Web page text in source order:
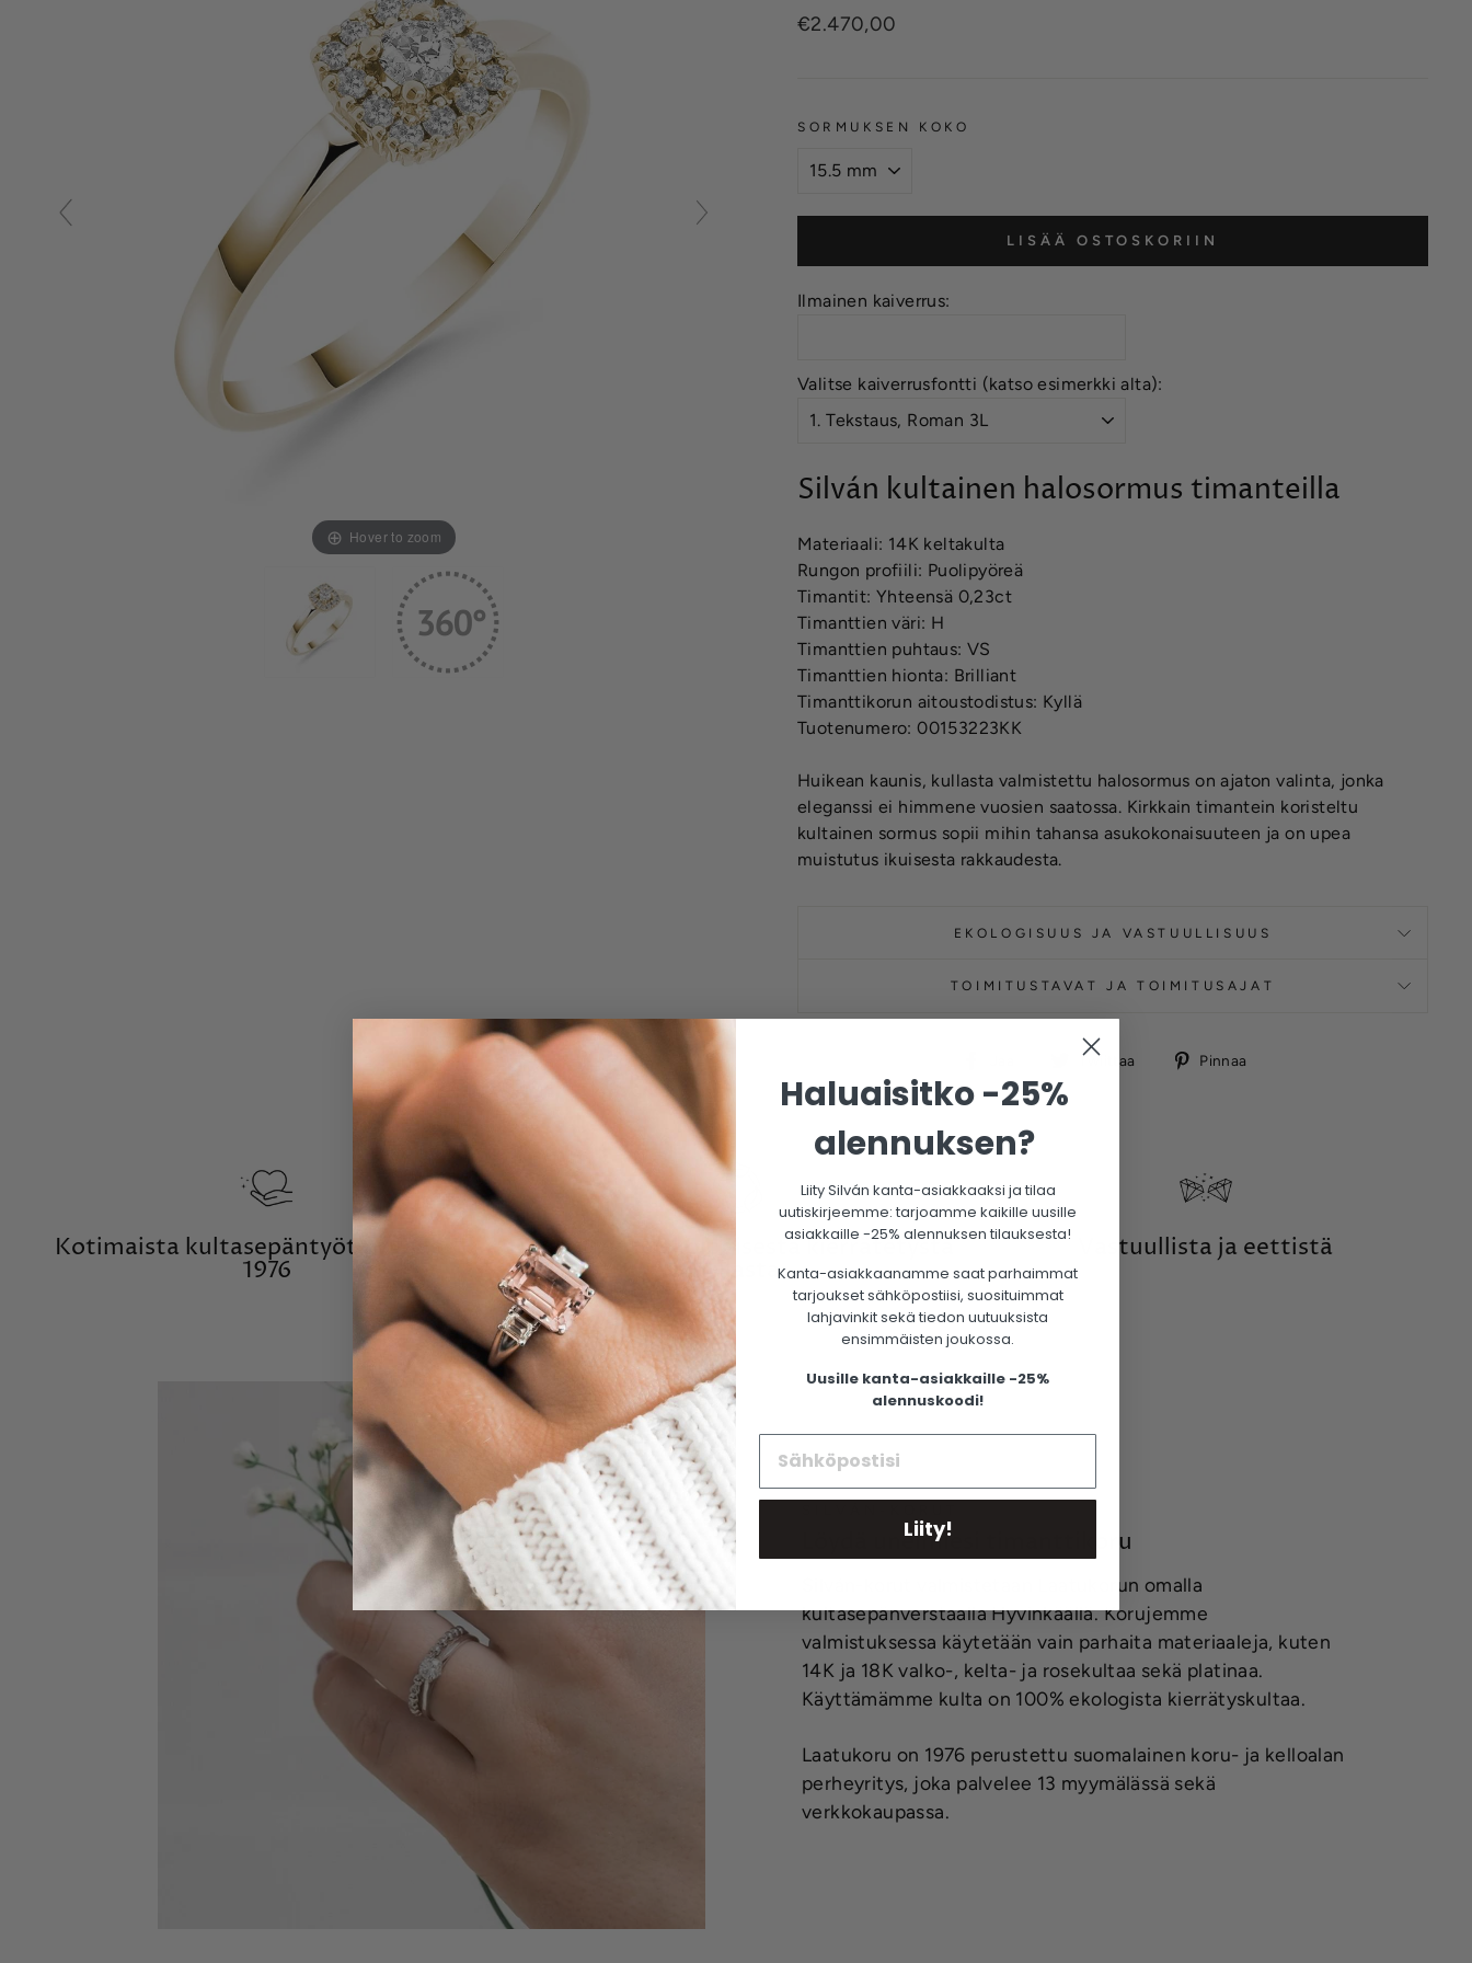
Hover to zoom
Normaalihinta
€2.470,00
SORMUKSEN KOKO
LISÄÄ OSTOSKORIIN
Ilmainen kaiverrus:
Valitse kaiverrusfontti (katso esimerkki alta):
Silván kultainen halosormus timanteilla
Materiaali: 14K keltakulta
Rungon profiili: Puolipyöreä
Timantit: Yhteensä 0,23ct
Timanttien väri: H
Timanttien puhtaus: VS
Timanttien hionta: Brilliant
Timanttikorun aitoustodistus: Kyllä
Tuotenumero: 00153223KK
Huikean kaunis, kullasta valmistettu halosormus on ajaton valinta, jonka
eleganssi ei himmene vuosien saatossa. Kirkkain timantein koristeltu
kultainen sormus sopii mihin tahansa asukokonaisuuteen ja on upea
muistutus ikuisesta rakkaudesta.
EKOLOGISUUS JA VASTUULLISUUS
TOIMITUSTAVAT JA TOIMITUSAJAT
Facebookissa
Twiittaa TwiittaaPinnaa
Kotimaista kultasepäntyötä vuodesta
1976
Valmistettu ekologisesta kierrätetystä
kullasta
Vastuullista ja eettistä
Löydä unelmiesi timanttikoru
Silván-korut valmistetaan Laatukorun omalla
kultasepänverstaalla Hyvinkäällä. Korujemme
valmistuksessa käytetään vain parhaita materiaaleja, kuten
14K ja 18K valko-, kelta- ja rosekultaa sekä platinaa.
Käyttämämme kulta on 100% ekologista kierrätyskultaa.
Laatukoru on 1976 perustettu suomalainen koru- ja kelloalan
perheyritys, joka palvelee 13 myymälässä sekä
verkkokaupassa.
Haluaisitko -25%
alennuksen?
Liity Silván kanta-asiakkaaksi ja tilaa
uutiskirjeemme: tarjoamme kaikille uusille
asiakkaille -25% alennuksen tilauksesta!
Kanta-asiakkaanamme saat parhaimmat
tarjoukset sähköpostiisi, suosituimmat
lahjavinkit sekä tiedon uutuuksista
ensimmäisten joukossa.
Uusille kanta-asiakkaille -25%
alennuskoodi!
Liity!